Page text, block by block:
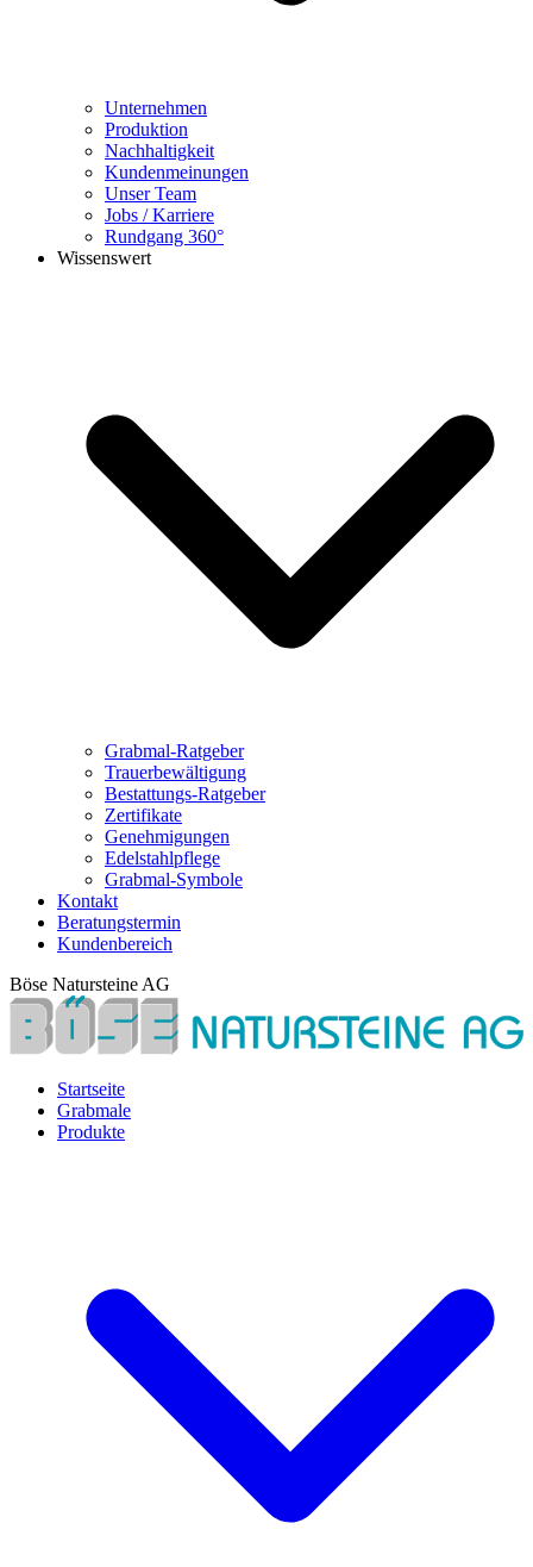
Unternehmen
Produktion
Nachhaltigkeit
Kundenmeinungen
Unser Team
Jobs / Karriere
Rundgang 360°
Wissenswert
Grabmal-Ratgeber
Trauerbewältigung
Bestattungs-Ratgeber
Zertifikate
Genehmigungen
Edelstahlpflege
Grabmal-Symbole
Kontakt
Beratungstermin
Kundenbereich
Böse Natursteine AG
Startseite
Grabmale
Produkte